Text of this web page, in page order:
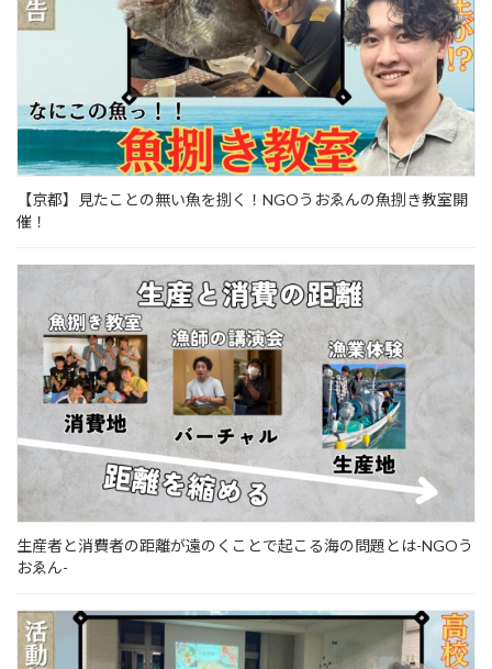
【京都】見たことの無い魚を捌く！NGOうおゑんの魚捌き教室開
催！
生産者と消費者の距離が遠のくことで起こる海の問題とは-NGOう
おゑん-